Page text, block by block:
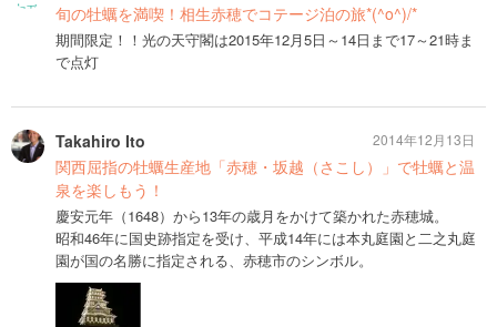
旬の牡蠣を満喫！相生赤穂でコテージ泊の旅*(^o^)/*
期間限定！！光の天守閣は2015年12月5日～14日まで17～21時ま
で点灯
Takahiro Ito
関西屈指の牡蠣生産地「赤穂・坂越（さこし）」で牡蠣と温
泉を楽しもう！
慶安元年（1648）から13年の歳月をかけて築かれた赤穂城。
昭和46年に国史跡指定を受け、平成14年には本丸庭園と二之丸庭
園が国の名勝に指定される、赤穂市のシンボル。
2014年12月13日